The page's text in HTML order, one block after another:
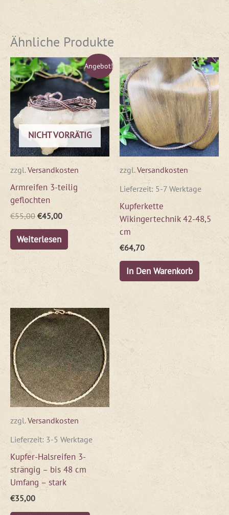
Ähnliche Produkte
Angebot!
NICHT VORRÄTIG
zzgl.Versandkosten
Armreifen 3-teilig
geflochten
€55,00
Ursprünglicher
Preis
war:
€55,00
€45,00
Aktueller
Preis
ist:
€45,00.
Weiterlesen
zzgl.Versandkosten
Lieferzeit: 5-7 Werktage
Kupferkette
Wikingertechnik 42-48,5
cm
€64,70
In Den Warenkorb
zzgl.Versandkosten
Lieferzeit: 3-5 Werktage
Kupfer-Halsreifen 3-
strängig – bis 48 cm
Umfang – stark
€35,00